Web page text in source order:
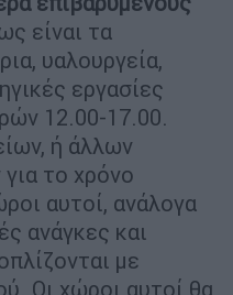
είναι τα
υαλουργεία,
εργασίες
12.00-17.00.
ή άλλων
το χρόνο
αυτοί, ανάλογα
ανάγκες και
με
Οι χώροι αυτοί θα